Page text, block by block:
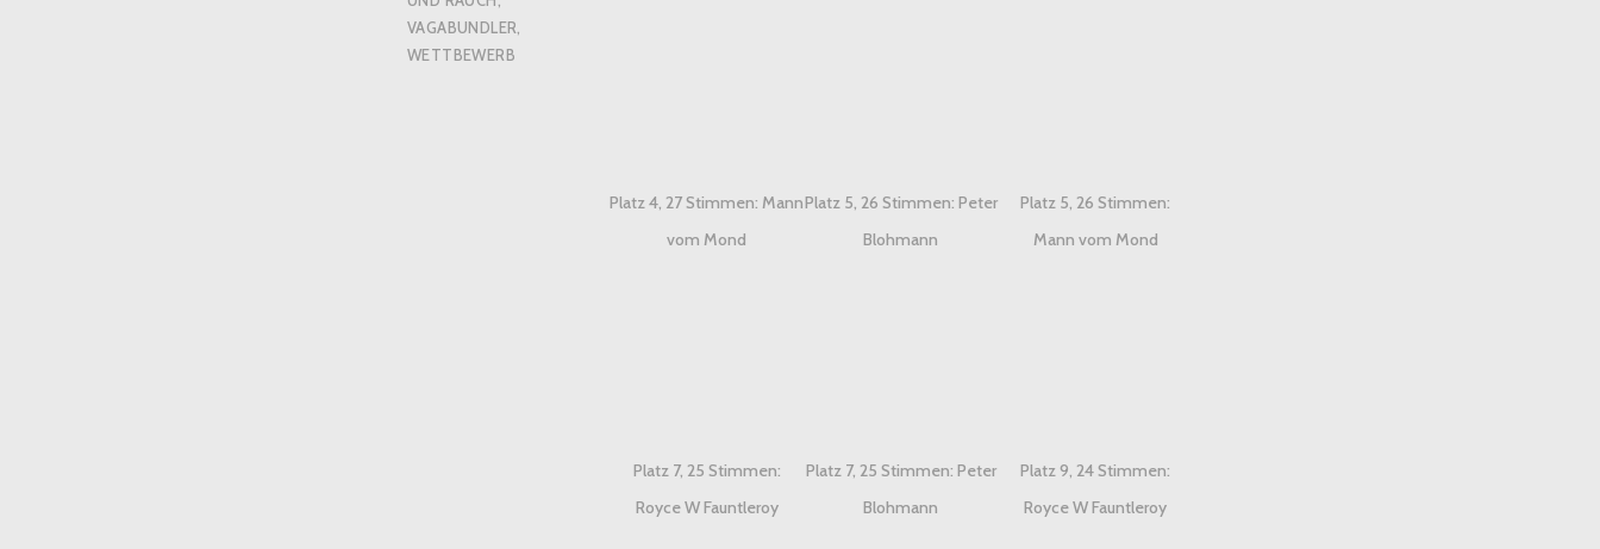
VAGABUNDLER
WETTBEWERB
Platz 4, 27 Stimmen: Mann
vom Mond
Platz 5, 26 Stimmen: Peter
Blohmann
Platz 5, 26 Stimmen:
Mann vom Mond
Platz 7, 25 Stimmen:
Royce W Fauntleroy
Platz 7, 25 Stimmen: Peter
Blohmann
Platz 9, 24 Stimmen:
Royce W Fauntleroy